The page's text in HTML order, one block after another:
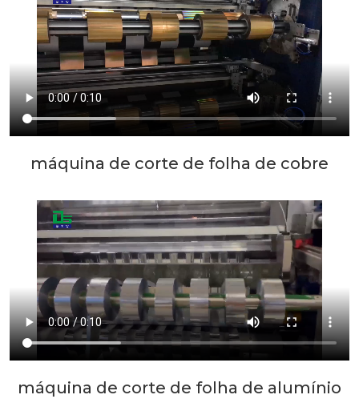
máquina de corte de folha de cobre
máquina de corte de folha de alumínio